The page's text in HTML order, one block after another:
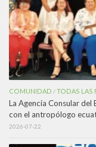
COMUNIDAD /TODAS LAS
La Agencia Consular
con el antropólogo
2026-07-22